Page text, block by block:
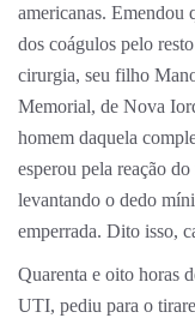
americanas. Emendou
dos coágulos pelo
cirurgia, seu filho
Memorial, de Nova
homem daquela
esperou pela reação
levantando o dedo
emperrada. Dito isso,
Quarenta e oito horas
UTI, pediu para o